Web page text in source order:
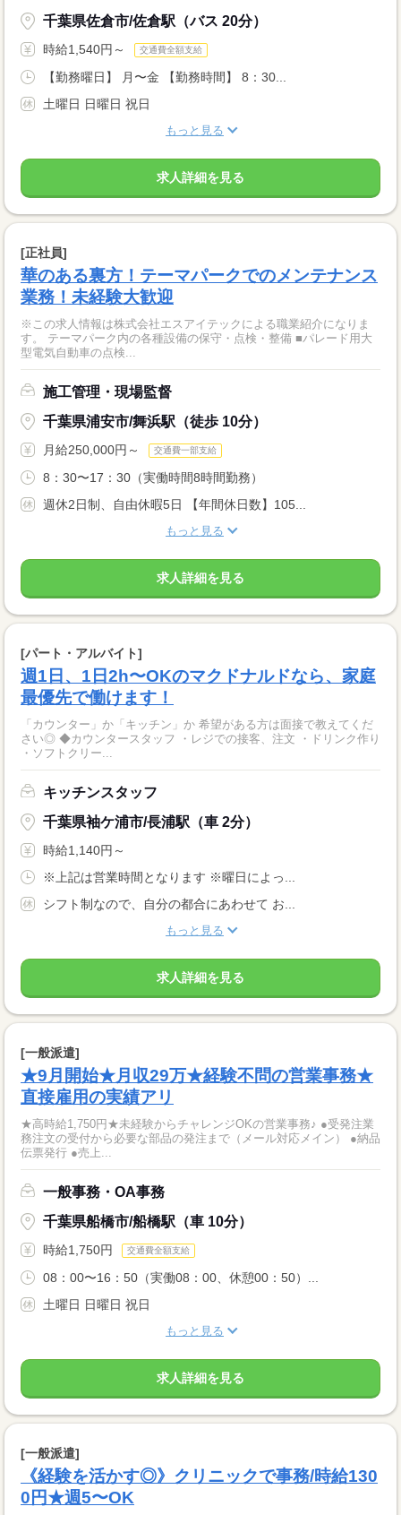
千葉県佐倉市/佐倉駅（バス 20分）
時給1,540円～ 交通費全額支給
【勤務曜日】 月〜金 【勤務時間】 8：30...
土曜日 日曜日 祝日
もっと見る
求人詳細を見る
[正社員]
華のある裏方！テーマパークでのメンテナンス
業務！未経験大歓迎
※この求人情報は株式会社エスアイテックによる職業紹介になりま
す。 テーマパーク内の各種設備の保守・点検・整備 ■パレード用大
型電気自動車の点検...
施工管理・現場監督
千葉県浦安市/舞浜駅（徒歩 10分）
月給250,000円～ 交通費一部支給
8：30〜17：30（実働時間8時間勤務）
週休2日制、自由休暇5日 【年間休日数】105...
もっと見る
求人詳細を見る
[パート・アルバイト]
週1日、1日2h〜OKのマクドナルドなら、家庭
最優先で働けます！
「カウンター」か「キッチン」か 希望がある方は面接で教えてくだ
さい◎ ◆カウンタースタッフ ・レジでの接客、注文 ・ドリンク作り
・ソフトクリー...
キッチンスタッフ
千葉県袖ケ浦市/長浦駅（車 2分）
時給1,140円～
※上記は営業時間となります ※曜日によっ...
シフト制なので、自分の都合にあわせて お...
もっと見る
求人詳細を見る
[一般派遣]
★9月開始★月収29万★経験不問の営業事務★
直接雇用の実績アリ
★高時給1,750円★未経験からチャレンジOKの営業事務♪ ●受発注業
務注文の受付から必要な部品の発注まで（メール対応メイン） ●納品
伝票発行 ●売上...
一般事務・OA事務
千葉県船橋市/船橋駅（車 10分）
時給1,750円 交通費全額支給
08：00〜16：50（実働08：00、休憩00：50）...
土曜日 日曜日 祝日
もっと見る
求人詳細を見る
[一般派遣]
《経験を活かす◎》クリニックで事務/時給130
0円★週5〜OK